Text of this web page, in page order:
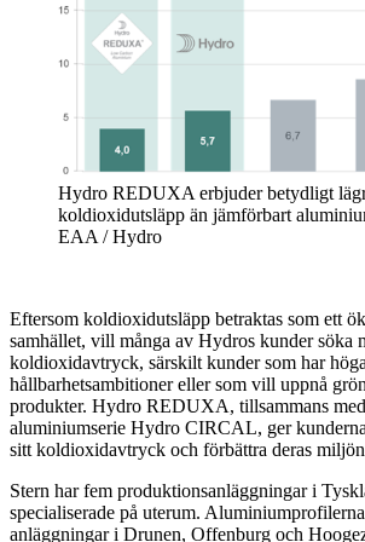
Hydro REDUXA erbjuder betydligt
koldioxidutsläpp än jämförbart
EAA / Hydro
Eftersom koldioxidutsläpp betraktas som ett
samhället, vill många av Hydros kunder söka
koldioxidavtryck, särskilt kunder som har höga
hållbarhetsambitioner eller som vill uppnå
produkter. Hydro REDUXA, tillsammans
aluminiumserie Hydro CIRCAL, ger
sitt koldioxidavtryck och förbättra deras
Stern har fem produktionsanläggningar i
specialiserade på uterum.
anläggningar i Drunen, Offenburg och